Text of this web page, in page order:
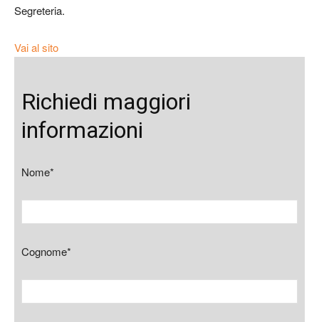
Segreteria.
Vai al sito
Richiedi maggiori
informazioni
Nome*
Cognome*